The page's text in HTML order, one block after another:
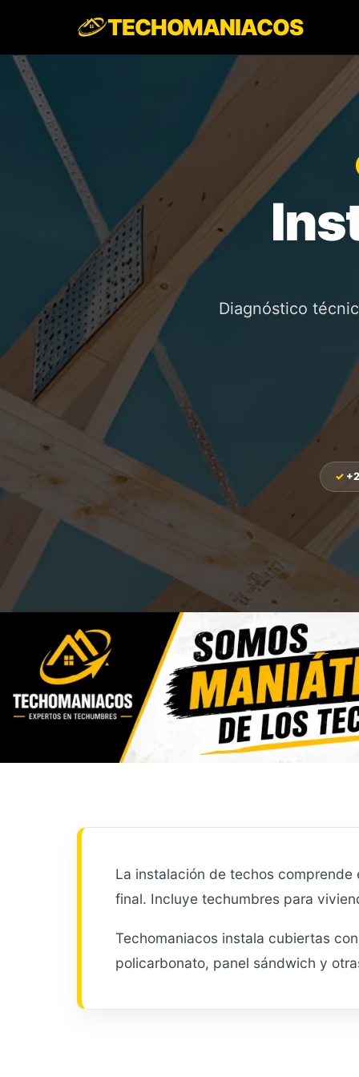
TECHOMANIACOS
Inicio/ Servicios/ Instalación de Techos
Diagnóstico
✓
La instalación de techos
final. Incluye techumbres para
Techomaniacos instala cubiertas
policarbonato, panel sándwich y